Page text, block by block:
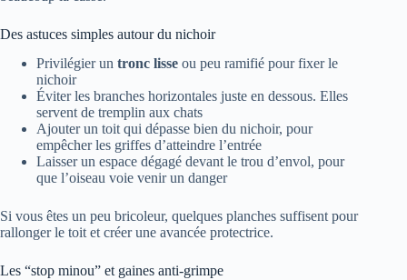
Des astuces simples autour du nichoir
Privilégier un tronc lisse ou peu ramifié pour fixer le
nichoir
Éviter les branches horizontales juste en dessous. Elles
servent de tremplin aux chats
Ajouter un toit qui dépasse bien du nichoir, pour
empêcher les griffes d’atteindre l’entrée
Laisser un espace dégagé devant le trou d’envol, pour
que l’oiseau voie venir un danger
Si vous êtes un peu bricoleur, quelques planches suffisent pour
rallonger le toit et créer une avancée protectrice.
Les “stop minou” et gaines anti-grimpe